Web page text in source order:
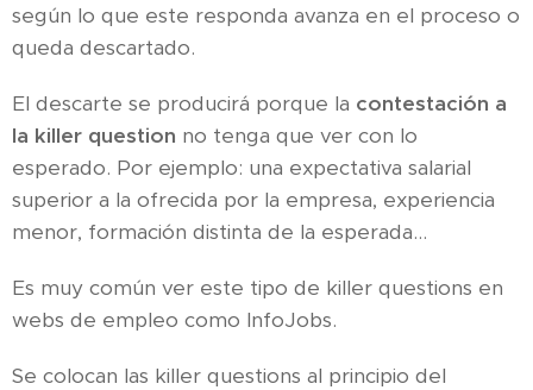
según lo que este responda avanza en el proceso o
queda descartado.
El descarte se producirá porque la contestación a
la killer question no tenga que ver con lo
esperado. Por ejemplo: una expectativa salarial
superior a la ofrecida por la empresa, experiencia
menor, formación distinta de la esperada...
Es muy común ver este tipo de killer questions en
webs de empleo como InfoJobs.
Se colocan las killer questions al principio del